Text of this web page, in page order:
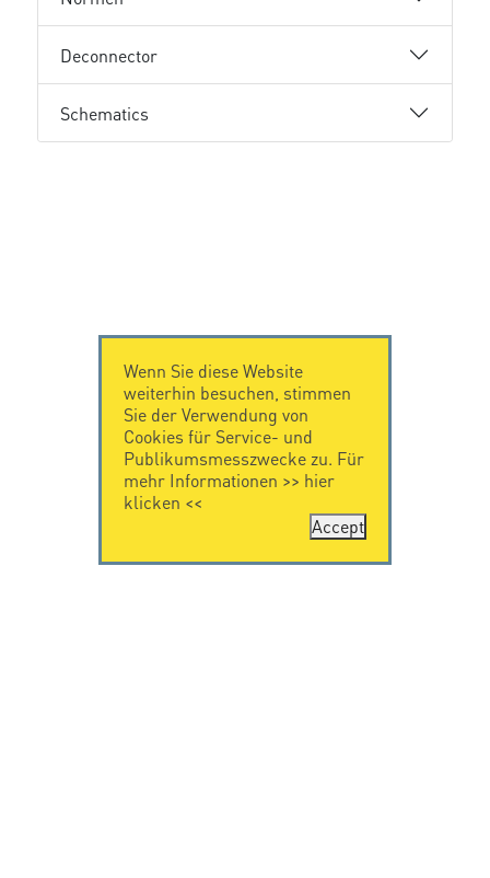
Deconnector
Schematics
Wenn Sie diese Website
weiterhin besuchen, stimmen
Sie der Verwendung von
Cookies für Service- und
Publikumsmesszwecke zu. Für
mehr Informationen >> hier
klicken <<
Accept